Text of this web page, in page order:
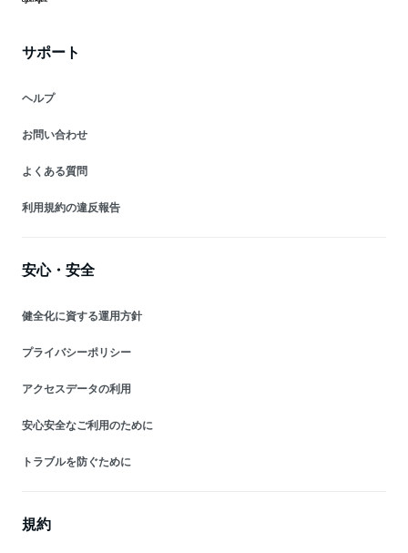
サポート
ヘルプ
お問い合わせ
よくある質問
利用規約の違反報告
安心・安全
健全化に資する運用方針
プライバシーポリシー
アクセスデータの利用
安心安全なご利用のために
トラブルを防ぐために
規約